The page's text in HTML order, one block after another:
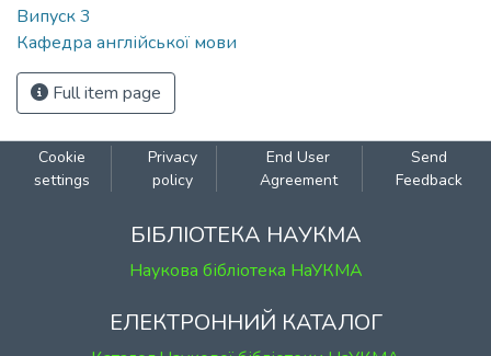
Випуск 3
Кафедра англійської мови
Full item page
Cookie
settings
Privacy
policy
End User
Agreement
Send
Feedback
БІБЛІОТЕКА НАУКМА
Наукова бібліотека НаУКМА
ЕЛЕКТРОННИЙ КАТАЛОГ